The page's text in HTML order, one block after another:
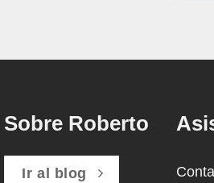
Sobre Roberto
Ir al blog